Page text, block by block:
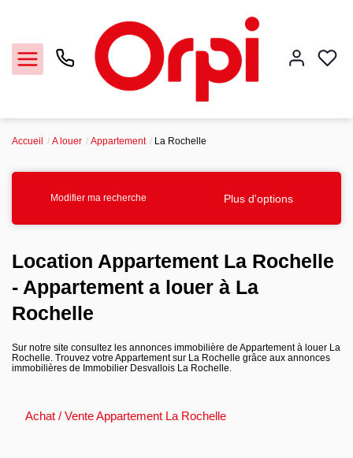
La Rochelle
Nos offres
Accueil A louer Appartement La Rochelle
Modifier ma recherche Plus d'options
Location Appartement La Rochelle
- Appartement a louer à La
Rochelle
Sur notre site consultez les annonces immobilière de Appartement à louer La
Rochelle. Trouvez votre Appartement sur La Rochelle grâce aux annonces
immobilières de Immobilier Desvallois La Rochelle.
Achat / Vente Appartement La Rochelle